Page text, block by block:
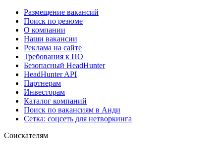
Размещение вакансий
Поиск по резюме
О компании
Наши вакансии
Реклама на сайте
Требования к ПО
Безопасный HeadHunter
HeadHunter API
Партнерам
Инвесторам
Каталог компаний
Поиск по вакансиям в Анди
Сетка: соцсеть для нетворкинга
Соискателям